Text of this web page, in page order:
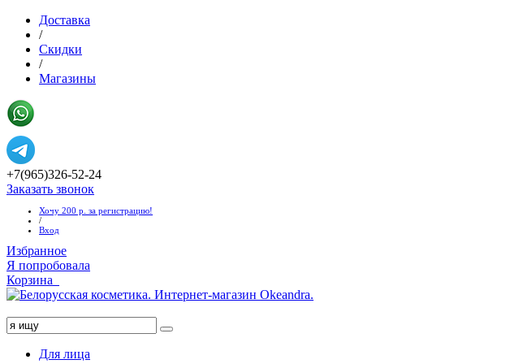
Доставка
/
Скидки
/
Магазины
+7(965)326-52-24
Заказать звонок
Хочу 200 р. за регистрацию!
/
Вход
Избранное
Я попробовала
Корзина
Для лица